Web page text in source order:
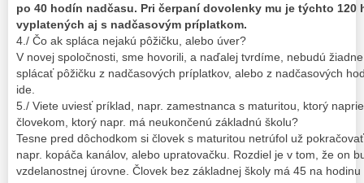
po 40 hodín nadčasu. Pri čerpaní dovolenky mu je týchto 120
vyplatených aj s nadčasovým príplatkom.
4./ Čo ak spláca nejakú pôžičku, alebo úver?
V novej spoločnosti, sme hovorili, a naďalej tvrdíme, nebudú
splácať pôžičku z nadčasových príplatkov, alebo z nadčasových
ide.
5./ Viete uviesť príklad, napr. zamestnanca s maturitou, ktorý
človekom, ktorý napr. má neukončenú základnú školu?
Tesne pred dôchodkom si človek s maturitou netrúfol už
napr. kopáča kanálov, alebo upratovačku. Rozdiel je v tom, že on
vzdelanostnej úrovne. Človek bez základnej školy má 45 na